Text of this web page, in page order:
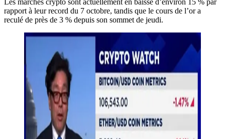
rapport à leur record du 7 octobre, tandis que le cours de l’or a
reculé de près de 3 % depuis son sommet de jeudi.